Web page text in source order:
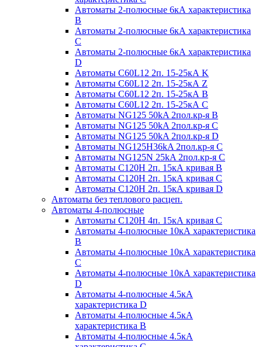
Автоматы 2-полюсные 6кА характеристика
B
Автоматы 2-полюсные 6кА характеристика
C
Автоматы 2-полюсные 6кА характеристика
D
Автоматы C60L12 2п. 15-25кА K
Автоматы C60L12 2п. 15-25кА Z
Автоматы C60L12 2п. 15-25кА B
Автоматы C60L12 2п. 15-25кА C
Автоматы NG125 50kA 2пол.кр-я B
Автоматы NG125 50kA 2пол.кр-я C
Автоматы NG125 50kA 2пол.кр-я D
Автоматы NG125H36kA 2пол.кр-я C
Автоматы NG125N 25kA 2пол.кр-я C
Автоматы С120H 2п. 15кА кривая B
Автоматы С120H 2п. 15кА кривая C
Автоматы С120H 2п. 15кА кривая D
Автоматы без теплового расцеп.
Автоматы 4-полюсные
Автоматы С120H 4п. 15кА кривая C
Автоматы 4-полюсные 10кА характеристика
B
Автоматы 4-полюсные 10кА характеристика
C
Автоматы 4-полюсные 10кА характеристика
D
Автоматы 4-полюсные 4.5кА
характеристика D
Автоматы 4-полюсные 4.5кА
характеристика В
Автоматы 4-полюсные 4.5кА